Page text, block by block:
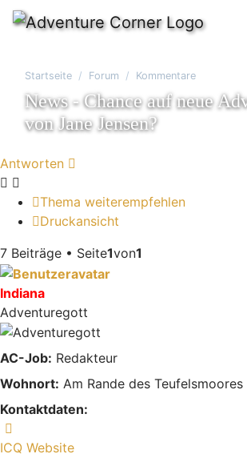
Startseite Forum Kommentare
News - Chance auf neue
von Jane Jensen?
Antworten
Thema weiterempfehlen
Druckansicht
7 Beiträge • Seite1von1
Indiana
Adventuregott
AC-Job: Redakteur
Wohnort: Am Rande des Teufelsmoores
Kontaktdaten:
ICQ Website